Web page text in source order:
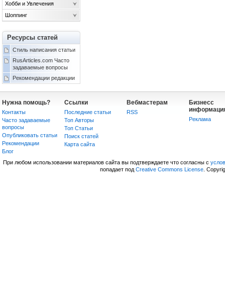
Хобби и Увлечения
Шоппинг
Ресурсы статей
Стиль написания статьи
RusArticles.com Часто
задаваемые вопросы
Рекомендации редакции
Нужна помощь?
Контакты
Часто задаваемые
вопросы
Опубликовать статьи
Рекомендации
Блог
Ссылки
Последние статьи
Топ Авторы
Топ Статьи
Поиск статей
Карта сайта
Вебмастерам
RSS
Бизнесс
Реклама
При любом использовании материалов сайта вы подтверждаете что согласны с
попадает под Creative Commons License.